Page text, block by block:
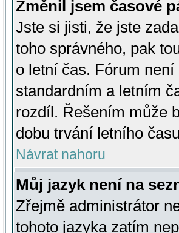
Změnil jsem časové
Jste si jisti, že jste
toho správného, pak
o letní čas. Fórum
standardním a letním
rozdíl. Řešením může
dobu trvání letního
Návrat nahoru
Můj jazyk není na
Zřejmě administrátor
tohoto jazyka zatím